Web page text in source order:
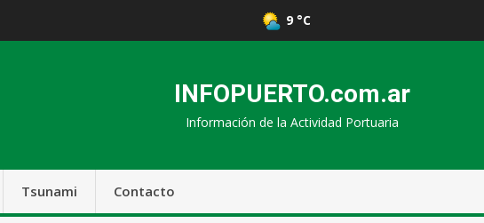
9 °C
INFOPUERTO.com.ar
Información de la Actividad Portuaria
Tsunami Contacto